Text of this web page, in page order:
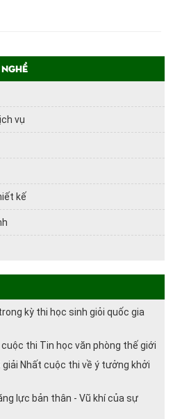
ý đến cơ hội thực hành, cơ hội
vụ
kế
kỳ thi học sinh giỏi quốc gia
thi Tin học văn phòng thế giới
giải Nhất cuộc thi về ý tưởng khởi
lực bản thân - Vũ khí của sự